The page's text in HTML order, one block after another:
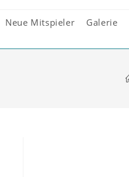
Neue Mitspieler Galerie